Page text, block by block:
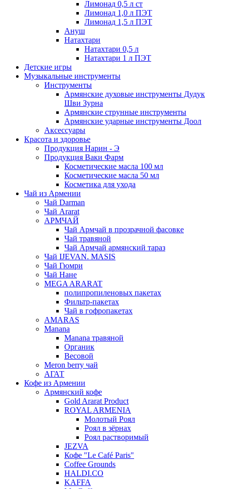
Лимонад 0,5 л ст
Лимонад 1,0 л ПЭТ
Лимонад 1,5 л ПЭТ
Ануш
Натахтари
Натахтари 0,5 л
Натахтари 1 л ПЭТ
Детские игры
Музыкальные инструменты
Инструменты
Армянские духовые инструменты Дудук
Шви Зурна
Армянские струнные инструменты
Армянские ударные инструменты Доол
Аксессуары
Красота и здоровье
Продукция Нарин - Э
Продукция Ваки Фарм
Косметические масла 100 мл
Косметические масла 50 мл
Косметика для ухода
Чай из Армении
Чай Darman
Чай Ararat
АРМЧАЙ
Чай Армчай в прозрачной фасовке
Чай травяной
Чай Армчай армянский тараз
Чай IJEVAN. MASIS
Чай Гюмри
Чай Нане
MEGA ARARAT
полипропиленовых пакетах
Фильтр-пакетах
Чай в гофропакетах
AMARAS
Manana
Manana травяной
Органик
Весовой
Meron berry чай
АГАТ
Кофе из Армении
Армянский кофе
Gold Ararat Product
ROYAL ARMENIA
Молотый Роял
Роял в зёрнах
Роял растворимый
JEZVA
Кофе "Le Café Paris"
Coffee Grounds
HALDI.CO
KAFFA